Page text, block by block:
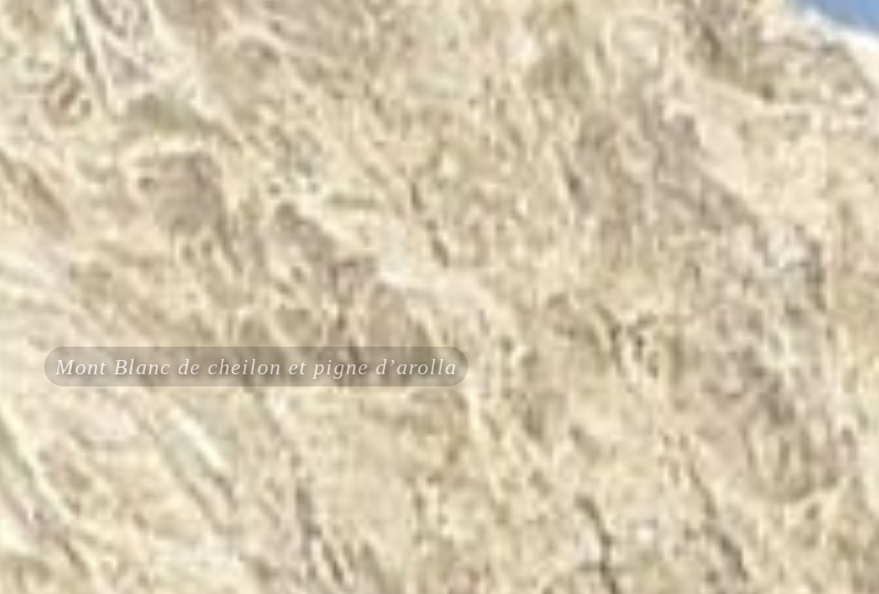
Mont Blanc de cheilon et pigne d’arolla